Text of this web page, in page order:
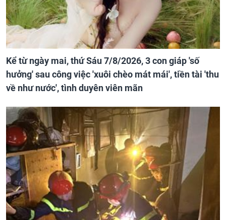
Kể từ ngày mai, thứ Sáu 7/8/2026, 3 con giáp 'số
hưởng' sau công việc 'xuôi chèo mát mái', tiền tài 'thu
về như nước', tình duyên viên mãn